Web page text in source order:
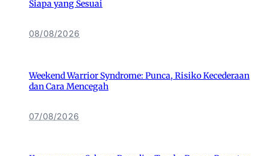
Siapa yang Sesuai
08/08/2026
Weekend Warrior Syndrome: Punca, Risiko Kecederaan
dan Cara Mencegah
07/08/2026